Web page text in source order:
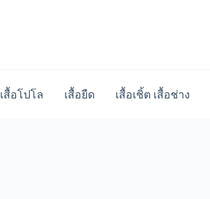
เสื้อโปโล เสื้อยืด เสื้อเชิ้ต เสื้อช่าง